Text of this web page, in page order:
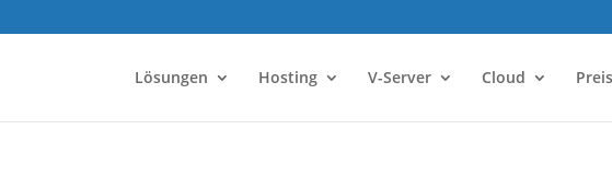
Lösungen Hosting V-Server Cloud